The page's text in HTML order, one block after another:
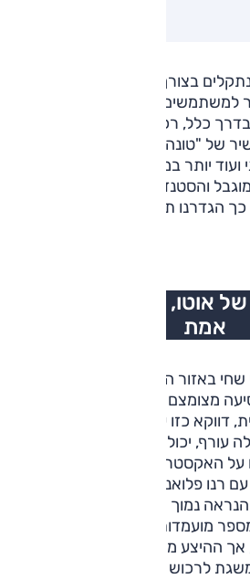
בצורך של רכישת רכב שני ואף
למשתמשים ברכב מצטרפים
כלל, רכישת רכב שני או שלישי
של "טונה" – "… לך אין גרוש ולה אין
יותר במקרה של רכב שלישי,
והסטנדרטים יהיו נמוכים יחסית
אוטו, כל העדכונים בזמן
אמת
באזור המרכז, יש תפקידים
מצומצם מאוד. מכאן שמכוניות
כזו עם טווח מוגבל שגורם
יכולה להוות פתרון ראוי
האקסטרים, יש לי בשכונה שכנים
רנו פלואנס פליטת מיזם בטר פלייס,
נמוך מ-100 ק"מ.
ביד 2 עלו מספר מועמדות, כמובן, הכל לפני מיקוח
ההיצע משקף תמונה אופטימית
לרכוש מכוניות יקרות יותר.